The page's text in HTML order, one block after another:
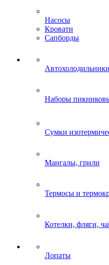
Насосы
Кровати
Сапборды
Автохолодильники
Наборы
Сумки
Мангалы, грили
Термосы и
Котелки, фляги,
Лопаты